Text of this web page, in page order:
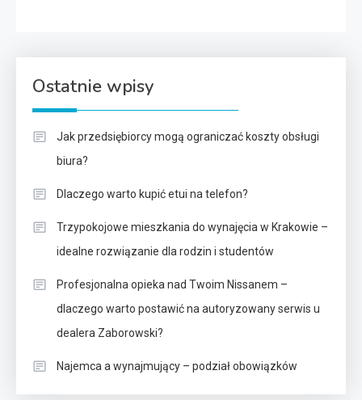
Ostatnie wpisy
Jak przedsiębiorcy mogą ograniczać koszty obsługi
biura?
Dlaczego warto kupić etui na telefon?
Trzypokojowe mieszkania do wynajęcia w Krakowie –
idealne rozwiązanie dla rodzin i studentów
Profesjonalna opieka nad Twoim Nissanem –
dlaczego warto postawić na autoryzowany serwis u
dealera Zaborowski?
Najemca a wynajmujący – podział obowiązków